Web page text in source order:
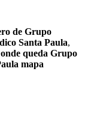
de Grupo
Santa Paula,
queda Grupo
mapa